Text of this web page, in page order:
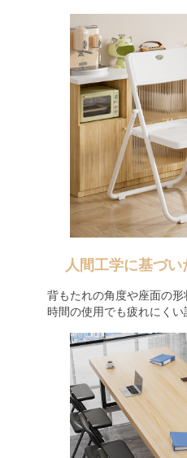
人間工学に基づ
背もたれの角度や座面の
時間の使用でも疲れにくい